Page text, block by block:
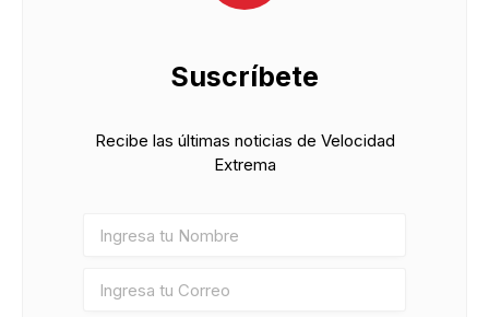
Suscríbete
Recibe las últimas noticias de Velocidad
Extrema